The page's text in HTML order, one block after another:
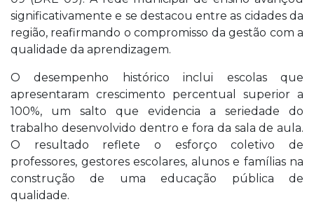
significativamente e se destacou entre as cidades da
região, reafirmando o compromisso da gestão com a
qualidade da aprendizagem.
O desempenho histórico inclui escolas que
apresentaram crescimento percentual superior a
100%, um salto que evidencia a seriedade do
trabalho desenvolvido dentro e fora da sala de aula.
O resultado reflete o esforço coletivo de
professores, gestores escolares, alunos e famílias na
construção de uma educação pública de
qualidade.